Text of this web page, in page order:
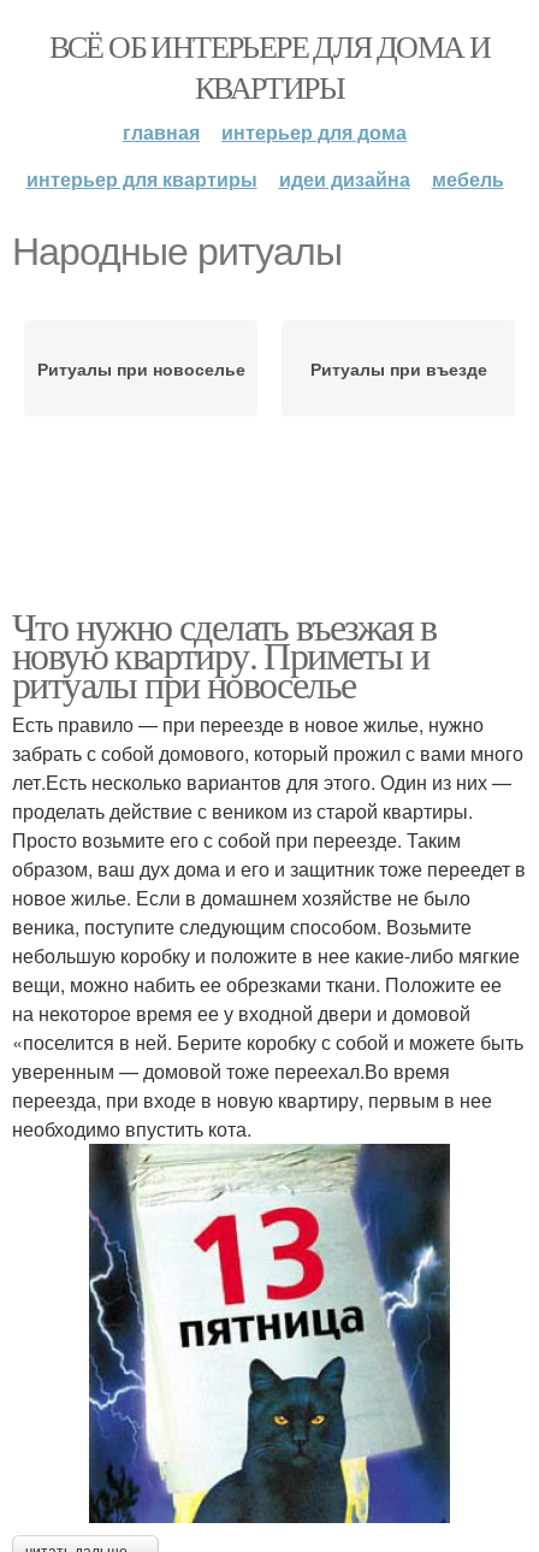
ВСЁ ОБ ИНТЕРЬЕРЕ ДЛЯ ДОМА И
КВАРТИРЫ
главная
интерьер для дома
интерьер для квартиры
идеи дизайна мебель
Народные ритуалы
Ритуалы при новоселье Ритуалы при въезде
Что нужно сделать въезжая в
новую квартиру. Приметы и
ритуалы при новоселье
Есть правило — при переезде в новое жилье, нужно
забрать с собой домового, который прожил с вами много
лет.Есть несколько вариантов для этого. Один из них —
проделать действие с веником из старой квартиры.
Просто возьмите его с собой при переезде. Таким
образом, ваш дух дома и его и защитник тоже переедет в
новое жилье. Если в домашнем хозяйстве не было
веника, поступите следующим способом. Возьмите
небольшую коробку и положите в нее какие-либо мягкие
вещи, можно набить ее обрезками ткани. Положите ее
на некоторое время ее у входной двери и домовой
«поселится в ней. Берите коробку с собой и можете быть
уверенным — домовой тоже переехал.Во время
переезда, при входе в новую квартиру, первым в нее
необходимо впустить кота.